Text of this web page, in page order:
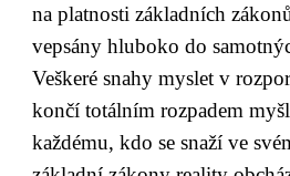
na platnosti základních
vepsány hluboko do
Veškeré snahy myslet v
končí totálním rozpadem
každému, kdo se snaží ve